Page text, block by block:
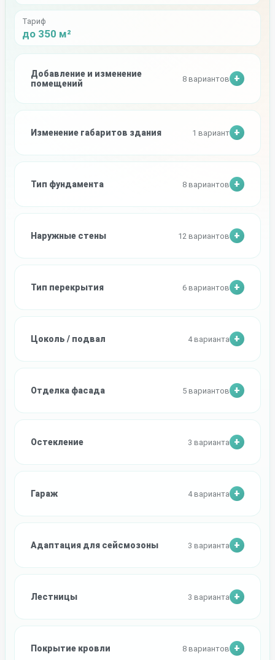
Тариф
до 350 м²
Добавление и изменение
помещений
8 вариантов
Изменение габаритов здания 1 вариант
Тип фундамента 8 вариантов
Наружные стены 12 вариантов
Тип перекрытия 6 вариантов
Цоколь / подвал 4 варианта
Отделка фасада 5 вариантов
Остекление 3 варианта
Гараж 4 варианта
Адаптация для сейсмозоны 3 варианта
Лестницы 3 варианта
Покрытие кровли 8 вариантов